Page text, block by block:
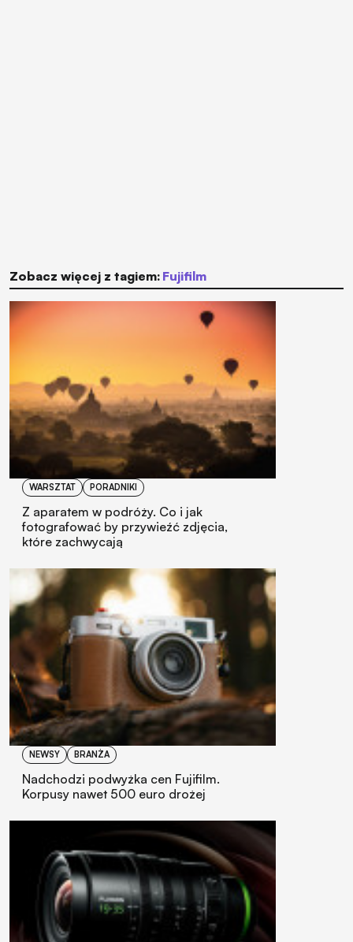
Zobacz więcej z tagiem: Fujifilm
WARSZTAT PORADNIKI
Z aparatem w podróży. Co i jak
fotografować by przywieźć zdjęcia,
które zachwycają
NEWSY BRANŻA
Nadchodzi podwyżka cen Fujifilm.
Korpusy nawet 500 euro drożej